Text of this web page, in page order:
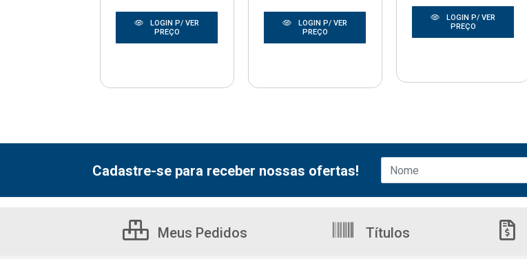
LOGIN P/ VER
PREÇO
LOGIN P/ VER
PREÇO
LOGIN P/ VER
PREÇO
Cadastre-se para receber nossas ofertas!
Meus Pedidos Títulos